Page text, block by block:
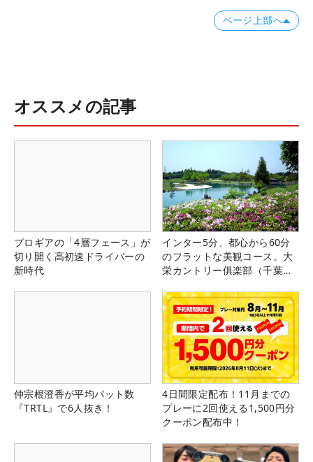
ページ上部へ
オススメの記事
プロギアの「4層フェース」が
切り開く高初速ドライバーの
新時代
インター5分、都心から60分
のフラットな美観コース。大
栄カントリー俱楽部（千葉
仲宗根澄香が平均パット数
『TRTL』で6人抜き！
4日間限定配布！11月までの
プレーに2回使える1,500円分
クーポン配布中！